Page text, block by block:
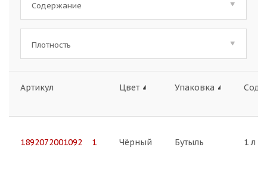
Содержание
Плотность
Артикул Цвет Упаковка
1892072001092 1 Чёрный Бутыль 1 л